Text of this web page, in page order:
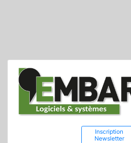
Inscription
Newsletter